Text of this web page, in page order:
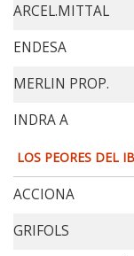
ARCEL.MITTAL
ENDESA
MERLIN PROP.
INDRA A
LOS PEORES DEL
ACCIONA
GRIFOLS